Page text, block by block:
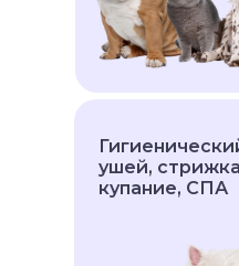
ушей,
купание, СПА